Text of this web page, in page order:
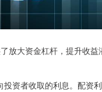
放大资金杠杆，提升收
资者收取的利息。配资